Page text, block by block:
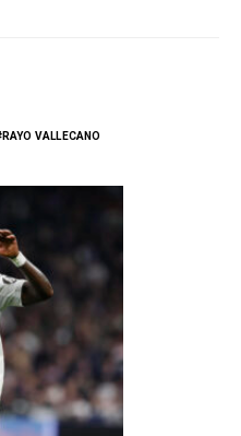
RAYO VALLECANO